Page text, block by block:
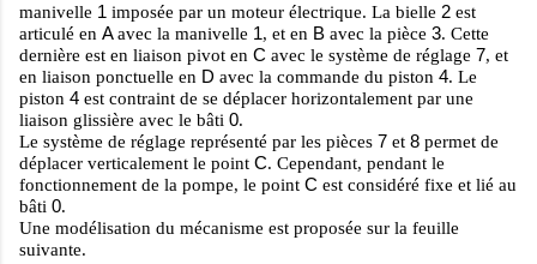
manivelle 1 imposée par un moteur électrique. La bielle 2 est
articulé en Aavec la manivelle 1, et en B avec la pièce 3. Cette
dernière est en liaison pivot en C avec le système de réglage 7, et
en liaison ponctuelle en D avec la commande du piston 4. Le
piston 4 est contraint de se déplacer horizontalement par une
liaison glissière avec le bâti 0.
Le système de réglage représenté par les pièces 7 et 8 permet de
déplacer verticalement le point C. Cependant, pendant le
fonctionnement de la pompe, le point C est considéré fixe et lié au
bâti 0.
Une modélisation du mécanisme est proposée sur la feuille
suivante.